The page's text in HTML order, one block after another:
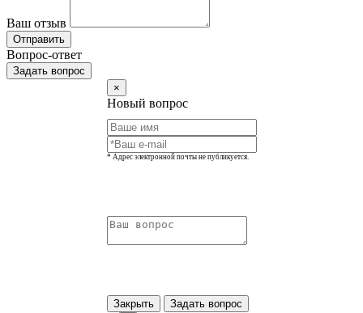
Ваш отзыв
Отправить
Вопрос-ответ
Задать вопрос
×
Новый вопрос
* Адрес электронной почты не публикуется.
Закрыть
Задать вопрос